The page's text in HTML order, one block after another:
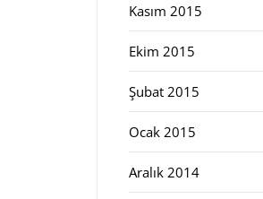
Kasım 2015
Ekim 2015
Şubat 2015
Ocak 2015
Aralık 2014